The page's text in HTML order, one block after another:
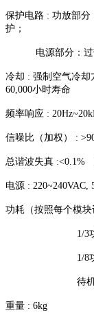
保护电路 : 功放部分
护；
电源部分：过热
冷却 : 强制空气冷却
60,000小时寿命
频率响应 :
信噪比（加权） :
总谐波失真 :<0.1%
电源 : 220~240VAC,
功耗（按照每个模块
1/3功率输出
1/8功率输出
待机功率消
重量 : 6kg